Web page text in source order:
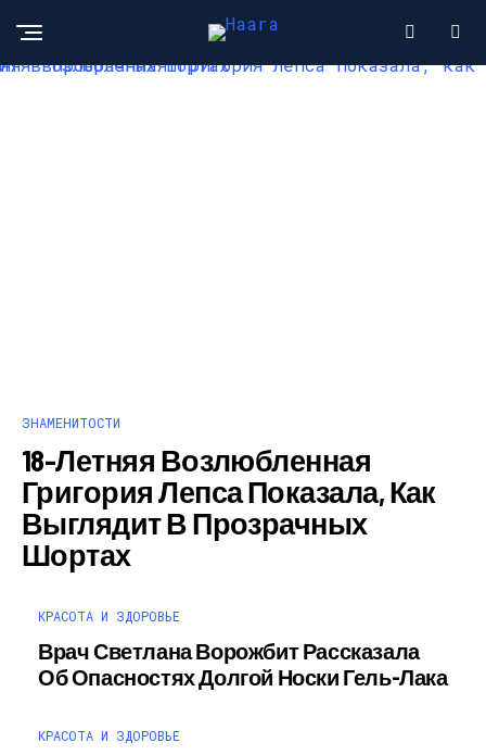
ЗНАМЕНИТОСТИ
18-Летняя Возлюбленная
Григория Лепса Показала, Как
Выглядит В Прозрачных
Шортах
КРАСОТА И ЗДОРОВЬЕ
Врач Светлана Ворожбит Рассказала
Об Опасностях Долгой Носки Гель-Лака
КРАСОТА И ЗДОРОВЬЕ